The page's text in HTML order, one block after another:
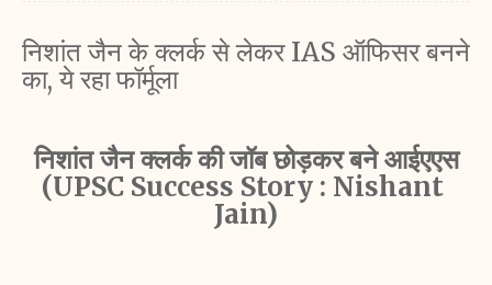
निशांत जैन के क्लर्क से लेकर IAS ऑफिसर बनने
का, ये रहा फॉर्मूला
निशांत जैन क्लर्क की जॉब छोड़कर बने आईएएस
(UPSC Success Story : Nishant
Jain)